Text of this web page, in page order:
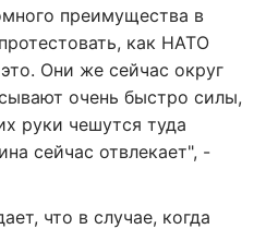
преимущества в
как НАТО
Они же сейчас округ
очень быстро силы,
руки чешутся туда
сейчас отвлекает", -
что в случае, когда